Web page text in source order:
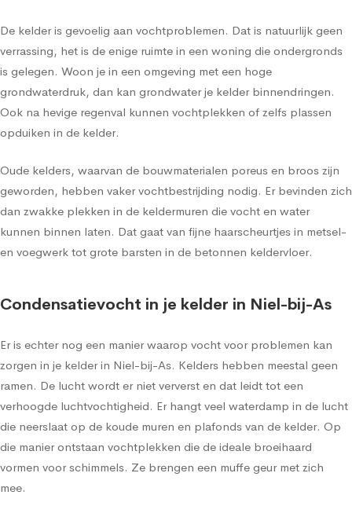
De kelder is gevoelig aan vochtproblemen. Dat is natuurlijk geen
verrassing, het is de enige ruimte in een woning die ondergronds
is gelegen. Woon je in een omgeving met een hoge
grondwaterdruk, dan kan grondwater je kelder binnendringen.
Ook na hevige regenval kunnen vochtplekken of zelfs plassen
opduiken in de kelder.
Oude kelders, waarvan de bouwmaterialen poreus en broos zijn
geworden, hebben vaker vochtbestrijding nodig. Er bevinden zich
dan zwakke plekken in de keldermuren die vocht en water
kunnen binnen laten. Dat gaat van fijne haarscheurtjes in metsel-
en voegwerk tot grote barsten in de betonnen keldervloer.
Condensatievocht in je kelder in Niel-bij-As
Er is echter nog een manier waarop vocht voor problemen kan
zorgen in je kelder in Niel-bij-As. Kelders hebben meestal geen
ramen. De lucht wordt er niet ververst en dat leidt tot een
verhoogde luchtvochtigheid. Er hangt veel waterdamp in de lucht
die neerslaat op de koude muren en plafonds van de kelder. Op
die manier ontstaan vochtplekken die de ideale broeihaard
vormen voor schimmels. Ze brengen een muffe geur met zich
mee.